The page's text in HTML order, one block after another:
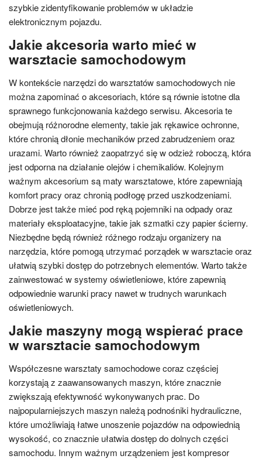
szybkie zidentyfikowanie problemów w układzie
elektronicznym pojazdu.
Jakie akcesoria warto mieć w
warsztacie samochodowym
W kontekście narzędzi do warsztatów samochodowych nie
można zapominać o akcesoriach, które są równie istotne dla
sprawnego funkcjonowania każdego serwisu. Akcesoria te
obejmują różnorodne elementy, takie jak rękawice ochronne,
które chronią dłonie mechaników przed zabrudzeniem oraz
urazami. Warto również zaopatrzyć się w odzież roboczą, która
jest odporna na działanie olejów i chemikaliów. Kolejnym
ważnym akcesorium są maty warsztatowe, które zapewniają
komfort pracy oraz chronią podłogę przed uszkodzeniami.
Dobrze jest także mieć pod ręką pojemniki na odpady oraz
materiały eksploatacyjne, takie jak szmatki czy papier ścierny.
Niezbędne będą również różnego rodzaju organizery na
narzędzia, które pomogą utrzymać porządek w warsztacie oraz
ułatwią szybki dostęp do potrzebnych elementów. Warto także
zainwestować w systemy oświetleniowe, które zapewnią
odpowiednie warunki pracy nawet w trudnych warunkach
oświetleniowych.
Jakie maszyny mogą wspierać prace
w warsztacie samochodowym
Współczesne warsztaty samochodowe coraz częściej
korzystają z zaawansowanych maszyn, które znacznie
zwiększają efektywność wykonywanych prac. Do
najpopularniejszych maszyn należą podnośniki hydrauliczne,
które umożliwiają łatwe unoszenie pojazdów na odpowiednią
wysokość, co znacznie ułatwia dostęp do dolnych części
samochodu. Innym ważnym urządzeniem jest kompresor